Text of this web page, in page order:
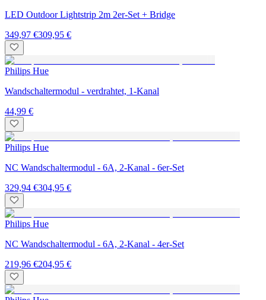
LED Outdoor Lightstrip 2m 2er-Set + Bridge
349,97 €309,95 €
Philips Hue
Wandschaltermodul - verdrahtet, 1-Kanal
44,99 €
Philips Hue
NC Wandschaltermodul - 6A, 2-Kanal - 6er-Set
329,94 €304,95 €
Philips Hue
NC Wandschaltermodul - 6A, 2-Kanal - 4er-Set
219,96 €204,95 €